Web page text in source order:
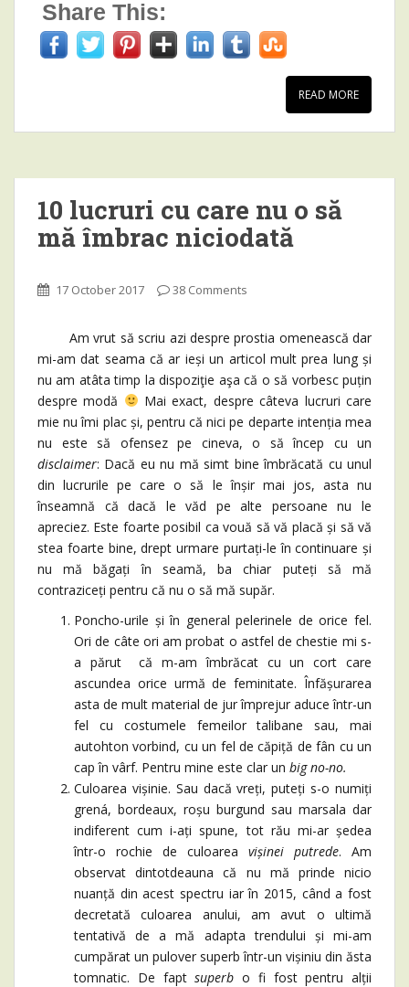
Share This:
READ MORE
10 lucruri cu care nu o să
mă îmbrac niciodată
17 October 2017 38 Comments
Am vrut să scriu azi despre prostia omenească dar
mi-am dat seama că ar ieși un articol mult prea lung și
nu am atâta timp la dispoziţie aşa că o să vorbesc puțin
despre modă
Mai exact, despre câteva lucruri care
mie nu îmi plac și, pentru că nici pe departe intenția mea
nu este să ofensez pe cineva, o să încep cu un
disclaimer: Dacă eu nu mă simt bine îmbrăcată cu unul
din lucrurile pe care o să le înșir mai jos, asta nu
înseamnă că dacă le văd pe alte persoane nu le
apreciez. Este foarte posibil ca vouă să vă placă și să vă
stea foarte bine, drept urmare purtați-le în continuare și
nu mă băgați în seamă, ba chiar puteți să mă
contraziceți pentru că nu o să mă supăr.
Poncho-urile și în general pelerinele de orice fel.
Ori de câte ori am probat o astfel de chestie mi s-
a părut că m-am îmbrăcat cu un cort care
ascundea orice urmă de feminitate. Înfășurarea
asta de mult material de jur împrejur aduce într-un
fel cu costumele femeilor talibane sau, mai
autohton vorbind, cu un fel de căpiță de fân cu un
cap în vârf. Pentru mine este clar un big no-no.
Culoarea vișinie. Sau dacă vreți, puteți s-o numiți
grená, bordeaux, roșu burgund sau marsala dar
indiferent cum i-ați spune, tot rău mi-ar ședea
într-o rochie de culoarea vișinei putrede. Am
observat dintotdeauna că nu mă prinde nicio
nuanță din acest spectru iar în 2015, când a fost
decretată culoarea anului, am avut o ultimă
tentativă de a mă adapta trendului și mi-am
cumpărat un pulover superb într-un vișiniu din ăsta
tomnatic. De faptsuperb o fi fost pentru alții